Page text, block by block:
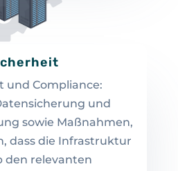
und Compliance:
und
sowie Maßnahmen,
dass die Infrastruktur
den relevanten